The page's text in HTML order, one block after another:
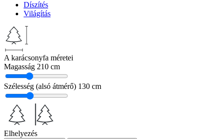
Díszítés
Világítás
A karácsonyfa méretei
Magasság 210 cm
Szélesség (alsó átmérő) 130 cm
Elhelyezés